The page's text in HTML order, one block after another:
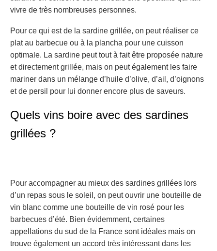
vivre de très nombreuses personnes.
Pour ce qui est de la sardine grillée, on peut réaliser ce
plat au barbecue ou à la plancha pour une cuisson
optimale. La sardine peut tout à fait être proposée nature
et directement grillée, mais on peut également les faire
mariner dans un mélange d’huile d’olive, d’ail, d’oignons
et de persil pour lui donner encore plus de saveurs.
Quels vins boire avec des sardines
grillées ?
Pour accompagner au mieux des sardines grillées lors
d’un repas sous le soleil, on peut ouvrir une bouteille de
vin blanc comme une bouteille de vin rosé pour les
barbecues d’été. Bien évidemment, certaines
appellations du sud de la France sont idéales mais on
trouve également un accord très intéressant dans les